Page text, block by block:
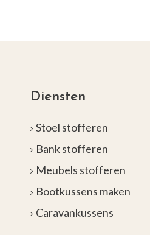
Diensten
Stoel stofferen
Bank stofferen
Meubels stofferen
Bootkussens maken
Caravankussens